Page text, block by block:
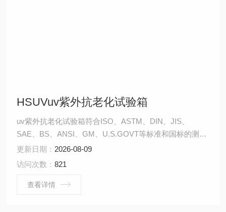
HSUVuv紫外抗老化试验箱
uv紫外抗老化试验箱符合ISO、ASTM、DIN、JIS、
SAE、BS、ANSI、GM、U.S.GOVT等标准和国标的测试
要求；操作容易、安全可靠；试件安装厚度可调节，试件
安装快速、简便。
更新日期： 2026-08-09
访问次数：821
查看详情